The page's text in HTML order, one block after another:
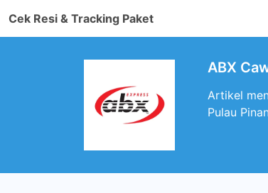
Cek Resi & Tracking Paket
ABX
Artikel
Pulau